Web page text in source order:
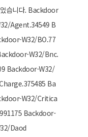
습니다. Backdoor
Agent.34549 B
W32/BO.77
W32/Bnc.
Backdoor-W32/
Ba
W32/Critica
Backdoor-
Daod